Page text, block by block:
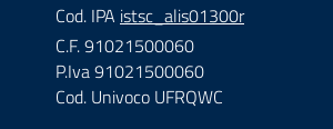
Cod. IPA istsc_alis01300r
C.F. 91021500060
P.Iva 91021500060
Cod. Univoco UFRQWC